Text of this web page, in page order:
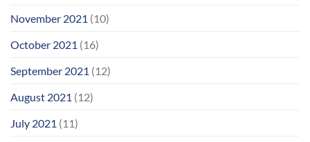
November 2021 (10)
October 2021 (16)
September 2021 (12)
August 2021 (12)
July 2021 (11)